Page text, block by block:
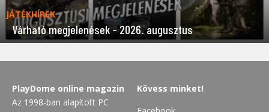
JÁTÉKHÍREK
Várható megjelenések – 2026. augusztus
PlayDome online magazin
Az 1998-ban alapított PC
Kövess minket!